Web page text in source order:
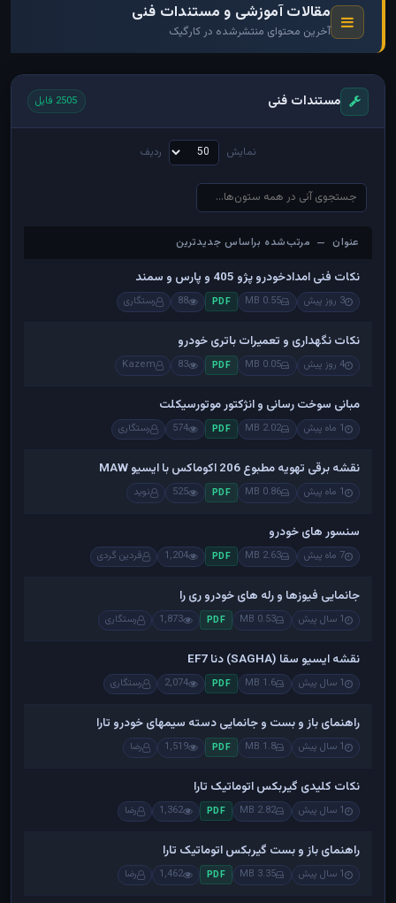
مقالات آموزشی و مستندات فنی
آخرین محتوای منتشرشده در کارگیک
مستندات فنی 2505 فایل
نمایش ردیف
عنوان — مرتب‌شده براساس جدیدترین
عنوان — مرتب‌شده براساس جدیدترین
نکات فنی امدادخودرو پژو 405 و پارس و سمند
3 روز پیش 0.55 MB
PDF
88 رستگاری
نکات نگهداری و تعمیرات باتری خودرو
4 روز پیش 0.05 MB
PDF
83
Kazem
مبانی سوخت رسانی و انژکتور موتورسیکلت
1 ماه پیش 2.02 MB
PDF
574 رستگاری
نقشه برقی تهویه مطبوع 206 اکوماکس با ایسیو MAW
1 ماه پیش 0.86 MB
PDF
525 نوید
سنسور های خودرو
7 ماه پیش 2.63 MB
PDF
1,204 فردین گردی
جانمایی فیوزها و رله های خودرو ری را
1 سال پیش 0.53 MB
PDF
1,873 رستگاری
نقشه ایسیو سقا (SAGHA) دنا EF7
1 سال پیش 1.6 MB
PDF
2,074 رستگاری
راهنمای باز و بست و جانمایی دسته سیمهای خودرو تارا
1 سال پیش 1.8 MB
PDF
1,519 رضا
نکات کلیدی گیربکس اتوماتیک تارا
1 سال پیش 2.82 MB
PDF
1,362 رضا
راهنمای باز و بست گیربکس اتوماتیک تارا
1 سال پیش 3.35 MB
PDF
1,462 رضا